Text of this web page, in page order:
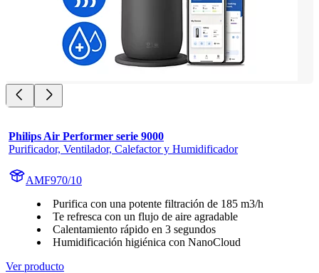
Philips Air Performer serie 9000
Purificador, Ventilador, Calefactor y Humidificador
AMF970/10
Purifica con una potente filtración de 185 m3/h
Te refresca con un flujo de aire agradable
Calentamiento rápido en 3 segundos
Humidificación higiénica con NanoCloud
Ver producto